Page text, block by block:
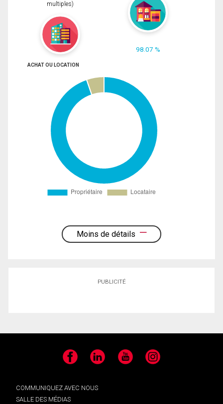
multiples)
98.07 %
ACHAT OU LOCATION
Moins de détails
PUBLICITÉ
Facebook LinkedIn YouTube Instagram
COMMUNIQUEZ AVEC NOUS
SALLE DES MÉDIAS